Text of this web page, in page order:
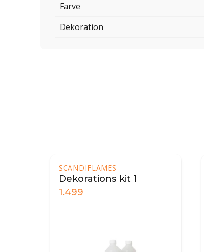
Farve
Dekoration
SCANDIFLAMES
Dekorations kit 1
1.499